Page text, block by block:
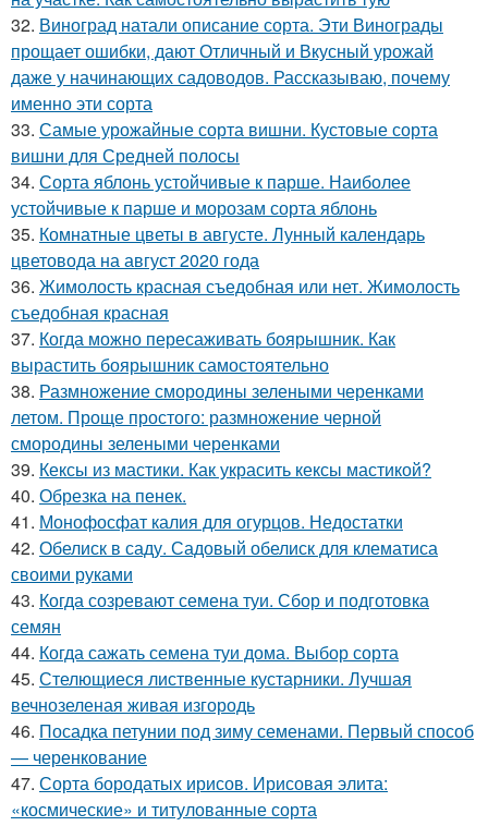
32. Виноград натали описание сорта. Эти Винограды
прощает ошибки, дают Отличный и Вкусный урожай
даже у начинающих садоводов. Рассказываю, почему
именно эти сорта
33. Самые урожайные сорта вишни. Кустовые сорта
вишни для Средней полосы
34. Сорта яблонь устойчивые к парше. Наиболее
устойчивые к парше и морозам сорта яблонь
35. Комнатные цветы в августе. Лунный календарь
цветовода на август 2020 года
36. Жимолость красная съедобная или нет. Жимолость
съедобная красная
37. Когда можно пересаживать боярышник. Как
вырастить боярышник самостоятельно
38. Размножение смородины зелеными черенками
летом. Проще простого: размножение черной
смородины зелеными черенками
39. Кексы из мастики. Как украсить кексы мастикой?
40. Обрезка на пенек.
41. Монофосфат калия для огурцов. Недостатки
42. Обелиск в саду. Садовый обелиск для клематиса
своими руками
43. Когда созревают семена туи. Сбор и подготовка
семян
44. Когда сажать семена туи дома. Выбор сорта
45. Стелющиеся лиственные кустарники. Лучшая
вечнозеленая живая изгородь
46. Посадка петунии под зиму семенами. Первый способ
— черенкование
47. Сорта бородатых ирисов. Ирисовая элита:
«космические» и титулованные сорта